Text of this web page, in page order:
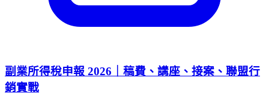
副業所得稅申報 2026｜稿費、講座、接案、聯盟行
銷實戰